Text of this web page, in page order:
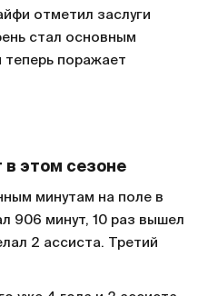
отметил заслуги
стал основным
теперь поражает
в этом сезоне
минутам на поле в
906 минут, 10 раз вышел
2 ассиста. Третий